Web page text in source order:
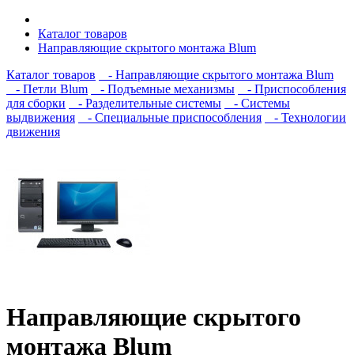
Каталог товаров
Направляющие скрытого монтажа Blum
Каталог товаров
- Направляющие скрытого монтажа Blum
- Петли Blum
- Подъемные механизмы
- Приспособления
для сборки
- Разделительные системы
- Системы
выдвижения
- Специальные приспособления
- Технологии
движения
Направляющие скрытого
монтажа Blum